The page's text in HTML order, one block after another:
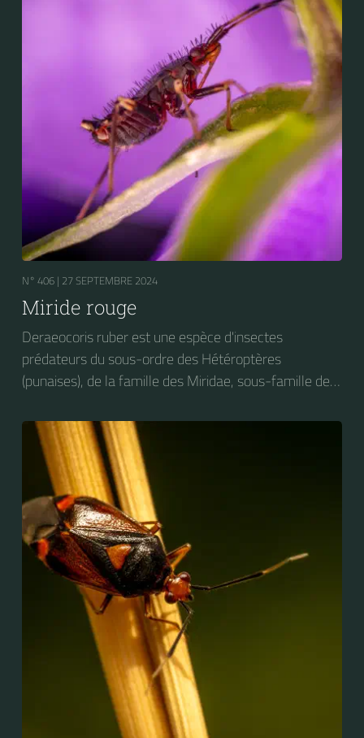
N° 406 | 27 SEPTEMBRE 2024
Miride rouge
Deraeocoris ruber est une espèce d'insectes
prédateurs du sous-ordre des Hétéroptères
(punaises), de la famille des Miridae, sous-famille des
Deraeocoris. On peut trouver cet insecte sur des
plantes très diverses. Elle s'attaque notamment aux
larves de Craesus septentrionalis (la Thentrède du
bouleau et de l’aulne).